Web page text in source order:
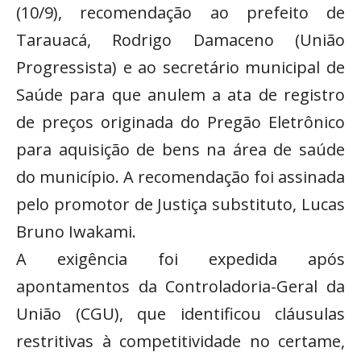
(10/9), recomendação ao prefeito de
Tarauacá, Rodrigo Damaceno (União
Progressista) e ao secretário municipal de
Saúde para que anulem a ata de registro
de preços originada do Pregão Eletrônico
para aquisição de bens na área de saúde
do município. A recomendação foi assinada
pelo promotor de Justiça substituto, Lucas
Bruno Iwakami.
A exigência foi expedida após
apontamentos da Controladoria-Geral da
União (CGU), que identificou cláusulas
restritivas à competitividade no certame,